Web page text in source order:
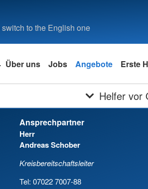
to the English one
Über uns Jobs Angebote Erste
Helfer vor
Ansprechpartner
Herr
Andreas Schober
Kreisbereitschaftsleiter
Tel: 07022 7007-88